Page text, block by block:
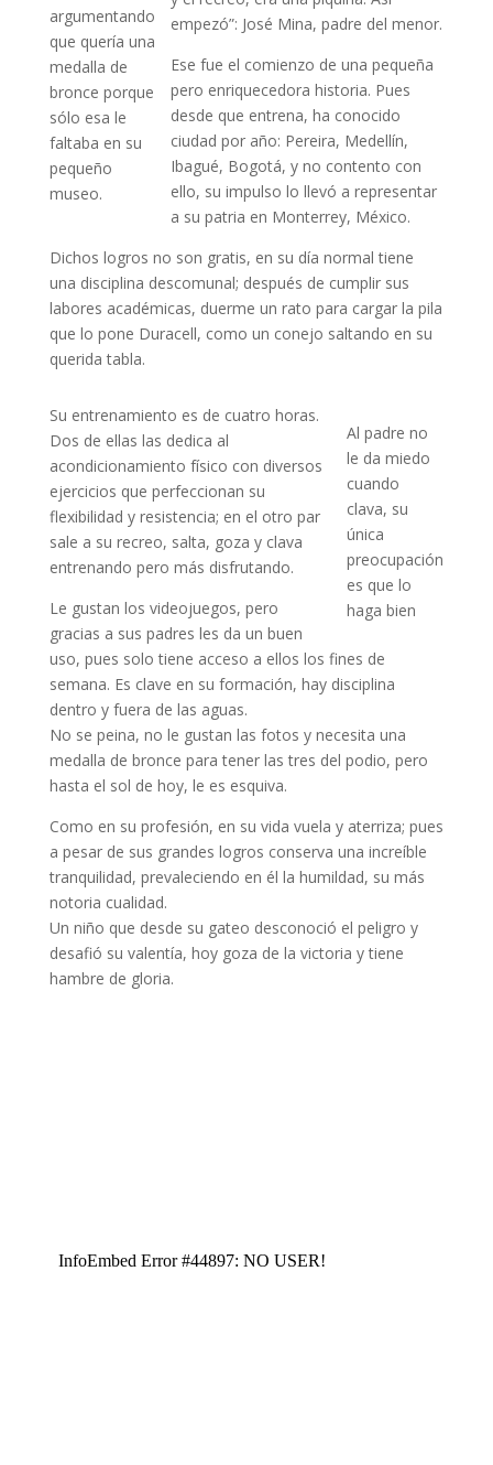
argumentando
que quería una
medalla de
bronce porque
sólo esa le
faltaba en su
pequeño
museo.
empezó”: José Mina, padre del menor.
Ese fue el comienzo de una pequeña
pero enriquecedora historia. Pues
desde que entrena, ha conocido
ciudad por año: Pereira, Medellín,
Ibagué, Bogotá, y no contento con
ello, su impulso lo llevó a representar
a su patria en Monterrey, México.
Dichos logros no son gratis, en su día normal tiene
una disciplina descomunal; después de cumplir sus
labores académicas, duerme un rato para cargar la pila
que lo pone Duracell, como un conejo saltando en su
querida tabla.
Al padre no
le da miedo
cuando
clava, su
única
preocupación
es que lo
haga bien
Su entrenamiento es de cuatro horas.
Dos de ellas las dedica al
acondicionamiento físico con diversos
ejercicios que perfeccionan su
flexibilidad y resistencia; en el otro par
sale a su recreo, salta, goza y clava
entrenando pero más disfrutando.
Le gustan los videojuegos, pero
gracias a sus padres les da un buen
uso, pues solo tiene acceso a ellos los fines de
semana. Es clave en su formación, hay disciplina
dentro y fuera de las aguas.
No se peina, no le gustan las fotos y necesita una
medalla de bronce para tener las tres del podio, pero
hasta el sol de hoy, le es esquiva.
Como en su profesión, en su vida vuela y aterriza; pues
a pesar de sus grandes logros conserva una increíble
tranquilidad, prevaleciendo en él la humildad, su más
notoria cualidad.
Un niño que desde su gateo desconoció el peligro y
desafió su valentía, hoy goza de la victoria y tiene
hambre de gloria.